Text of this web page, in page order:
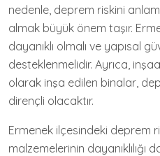
nedenle, deprem riskini
almak büyük önem taşır.
dayanıklı olmalı ve yapısal
desteklenmelidir. Ayrıca,
olarak inşa edilen binalar,
dirençli olacaktır.
Ermenek ilçesindeki deprem
malzemelerinin dayanıklılığı